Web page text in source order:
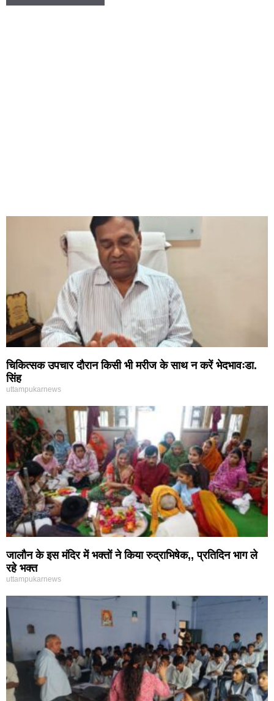
चिकित्सक उपचार दौरान किसी भी मरीज के साथ न करें भेदभावःडा.
सिंह
uttampukarnews
जालौन के इस मंदिर में भक्तों ने किया रुद्राभिषेक,, प्रतिदिन भाग ले
रहे भक्त
uttampukarnews